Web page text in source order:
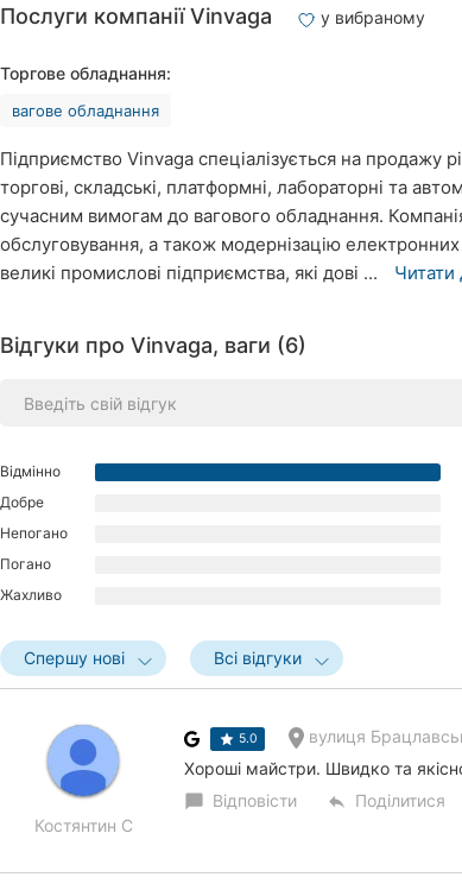
Послуги компанії Vinvaga у вибраному
Торгове обладнання:
вагове обладнання
Підприємство Vinvaga спеціалізується на продажу
торгові, складські, платформні, лабораторні та
сучасним вимогам до вагового обладнання.
обслуговування, а також модернізацію електронних
великі промислові підприємства, які дові ...
Читати
Відгуки про Vinvaga, ваги (6)
Відмінно
Добре
Непогано
Погано
Жахливо
Спершу нові Всі відгуки
Костянтин C
5.0
вулиця
Хороші майстри. Швидко та
chat_bubble Відповісти reply Поділитися